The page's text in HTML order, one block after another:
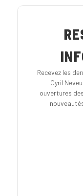
Recevez les
Cyril
ouvertures